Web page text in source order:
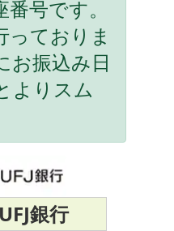
号です。
っておりま
お振込み日
よりスム
銀行